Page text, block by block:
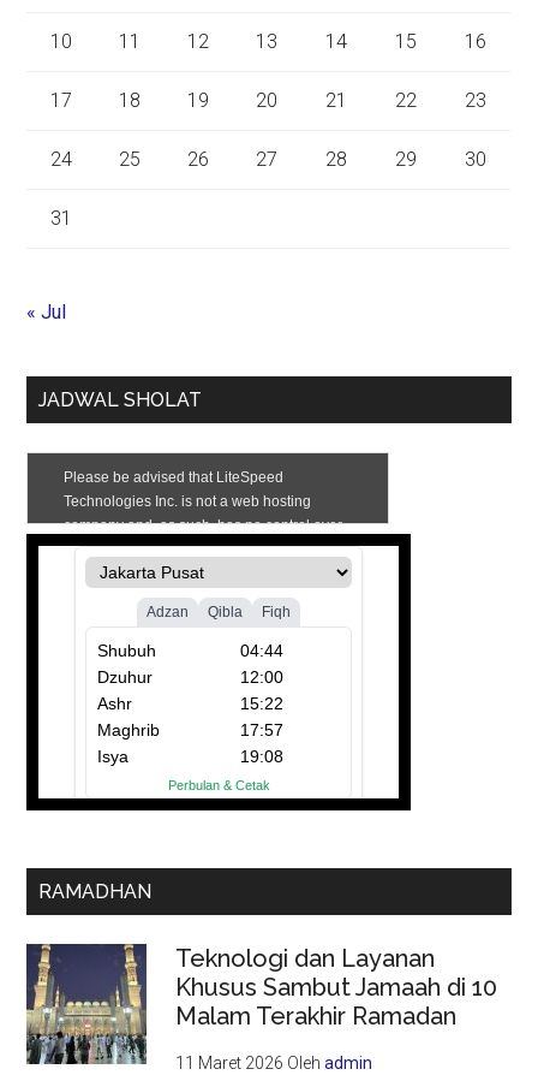
10 11 12 13 14 15 16
17 18 19 20 21 22 23
24 25 26 27 28 29 30
31
« Jul
JADWAL SHOLAT
RAMADHAN
Teknologi dan Layanan
Khusus Sambut Jamaah di 10
Malam Terakhir Ramadan
11 Maret 2026 Olehadmin